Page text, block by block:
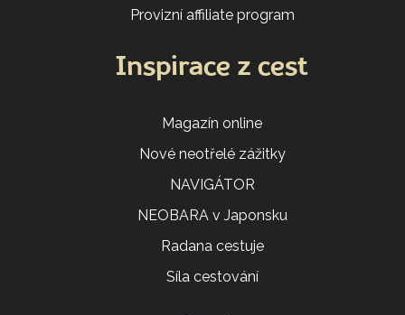
Provizní affiliate program
Inspirace z cest
Magazín online
Nové neotřelé zážitky
NAVIGÁTOR
NEOBARA v Japonsku
Radana cestuje
Síla cestování